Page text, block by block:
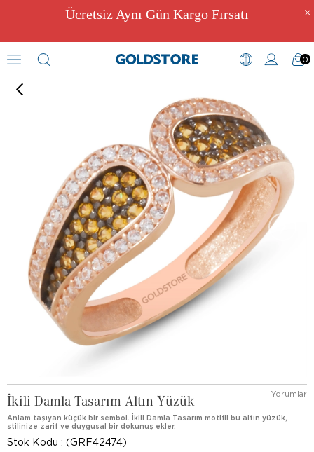
Ücretsiz Aynı Gün Kargo Fırsatı
0
Zirkon Taşlı Yüzükler
›
İkili Damla Tasarım Altın Yüzük Yorumlar
Anlam taşıyan küçük bir sembol. İkili Damla Tasarım motifli bu altın yüzük,
stilinize zarif ve duygusal bir dokunuş ekler.
Stok Kodu (GRF42474)